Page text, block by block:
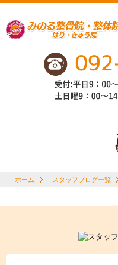
ホーム スタッフブログ一覧